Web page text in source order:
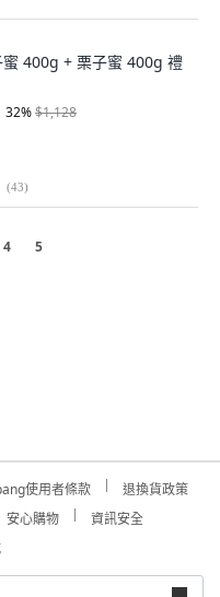
400g + 栗子蜜 400g 禮
32%$1,128
(43)
4 5
使用者條款
退換貨政策
安心購物
資訊安全